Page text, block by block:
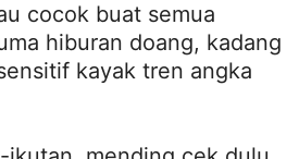
cocok buat semua
hiburan doang, kadang
kayak tren angka